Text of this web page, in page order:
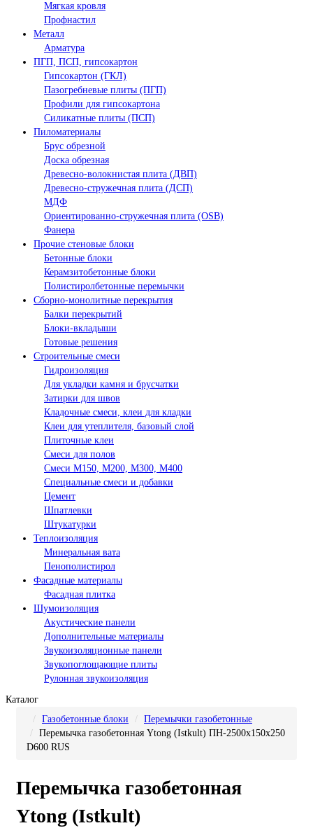
Мягкая кровля
Профнастил
Металл
Арматура
ПГП, ПСП, гипсокартон
Гипсокартон (ГКЛ)
Пазогребневые плиты (ПГП)
Профили для гипсокартона
Силикатные плиты (ПСП)
Пиломатериалы
Брус обрезной
Доска обрезная
Древесно-волокнистая плита (ДВП)
Древесно-стружечная плита (ДСП)
МДФ
Ориентированно-стружечная плита (OSB)
Фанера
Прочие стеновые блоки
Бетонные блоки
Керамзитобетонные блоки
Полистиролбетонные перемычки
Сборно-монолитные перекрытия
Балки перекрытий
Блоки-вкладыши
Готовые решения
Строительные смеси
Гидроизоляция
Для укладки камня и брусчатки
Затирки для швов
Кладочные смеси, клеи для кладки
Клеи для утеплителя, базовый слой
Плиточные клеи
Смеси для полов
Смеси М150, М200, М300, М400
Специальные смеси и добавки
Цемент
Шпатлевки
Штукатурки
Теплоизоляция
Минеральная вата
Пенополистирол
Фасадные материалы
Фасадная плитка
Шумоизоляция
Акустические панели
Дополнительные материалы
Звукоизоляционные панели
Звукопоглощающие плиты
Рулонная звукоизоляция
Каталог
Газобетонные блоки
Перемычки газобетонные
Перемычка газобетонная Ytong (Istkult) ПН-2500х150х250
D600 RUS
Перемычка газобетонная
Ytong (Istkult)